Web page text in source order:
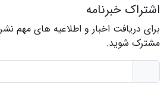
اشتراک خبرنامه
برای دریافت اخبار و اطلاعیه های مهم
مشترک شوید.